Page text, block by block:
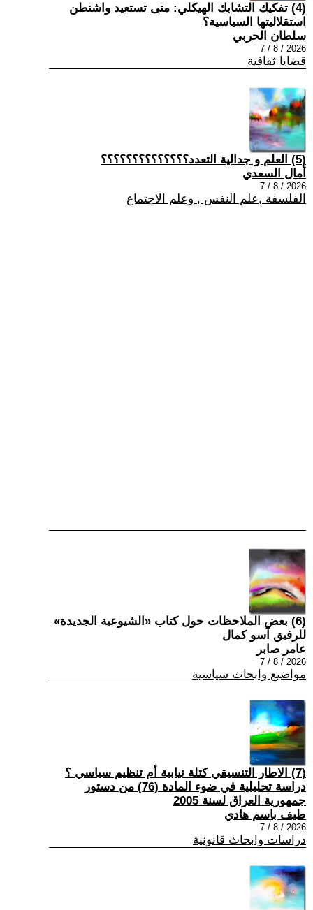
(4) تفكيك التشابك الهيكلي: متى تستعيد واشنطن
استقلاليتها السياسية؟
سلطان الحربي
2026 / 8 / 7
قضايا ثقافية
(5) العلم و جدالية التعدد؟؟؟؟؟؟؟؟؟؟؟؟؟؟
أمال السعدي
2026 / 8 / 7
الفلسفة ,علم النفس , وعلم الاجتماع
(6) بعض الملاحظات حول كتاب «الشيوعية الجديدة»
للرفيق آسو كمال
عامر صابر
2026 / 8 / 7
مواضيع وابحاث سياسية
(7) الاطار التنسيقي كتلة نيابية أم تنظيم سياسي ؟
دراسة تحليلية في ضوء المادة (76) من دستور
جمهورية العراق لسنة 2005
طيف باسم هادي
2026 / 8 / 7
دراسات وابحاث قانونية